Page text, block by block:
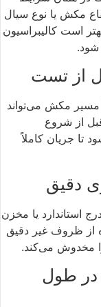
مکش یا نوع سیال
است کالیبراسیون
شود.
از تست
مسیر مکش می‌تواند
از شروع
تا جریان کاملاً
دقیق
استاندارد یا مخزن
از ظروف غیر دقیق
را مخدوش می‌کند.
در طول